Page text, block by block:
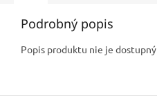
Podrobný popis
Popis produktu nie je dostupný
Z